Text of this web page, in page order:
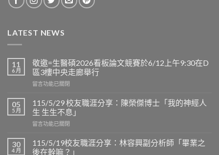
LATEST NEWS
11
6 月
敬邀=生醫碩2026看板論文競賽於6/12上午9:30在D
區3樓中央走廊舉行
在
邀
=
生
醫
2026
看
留言功能已關閉
05
5 月
115/5/29 校友職涯分享：陳榮傑博士「我的神經人
生 生生不息」
在
校
友
留言功能已關閉
30
4 月
115/5/19校友職涯分享：林容興副分析師「畢業之
後在幹嘛？」